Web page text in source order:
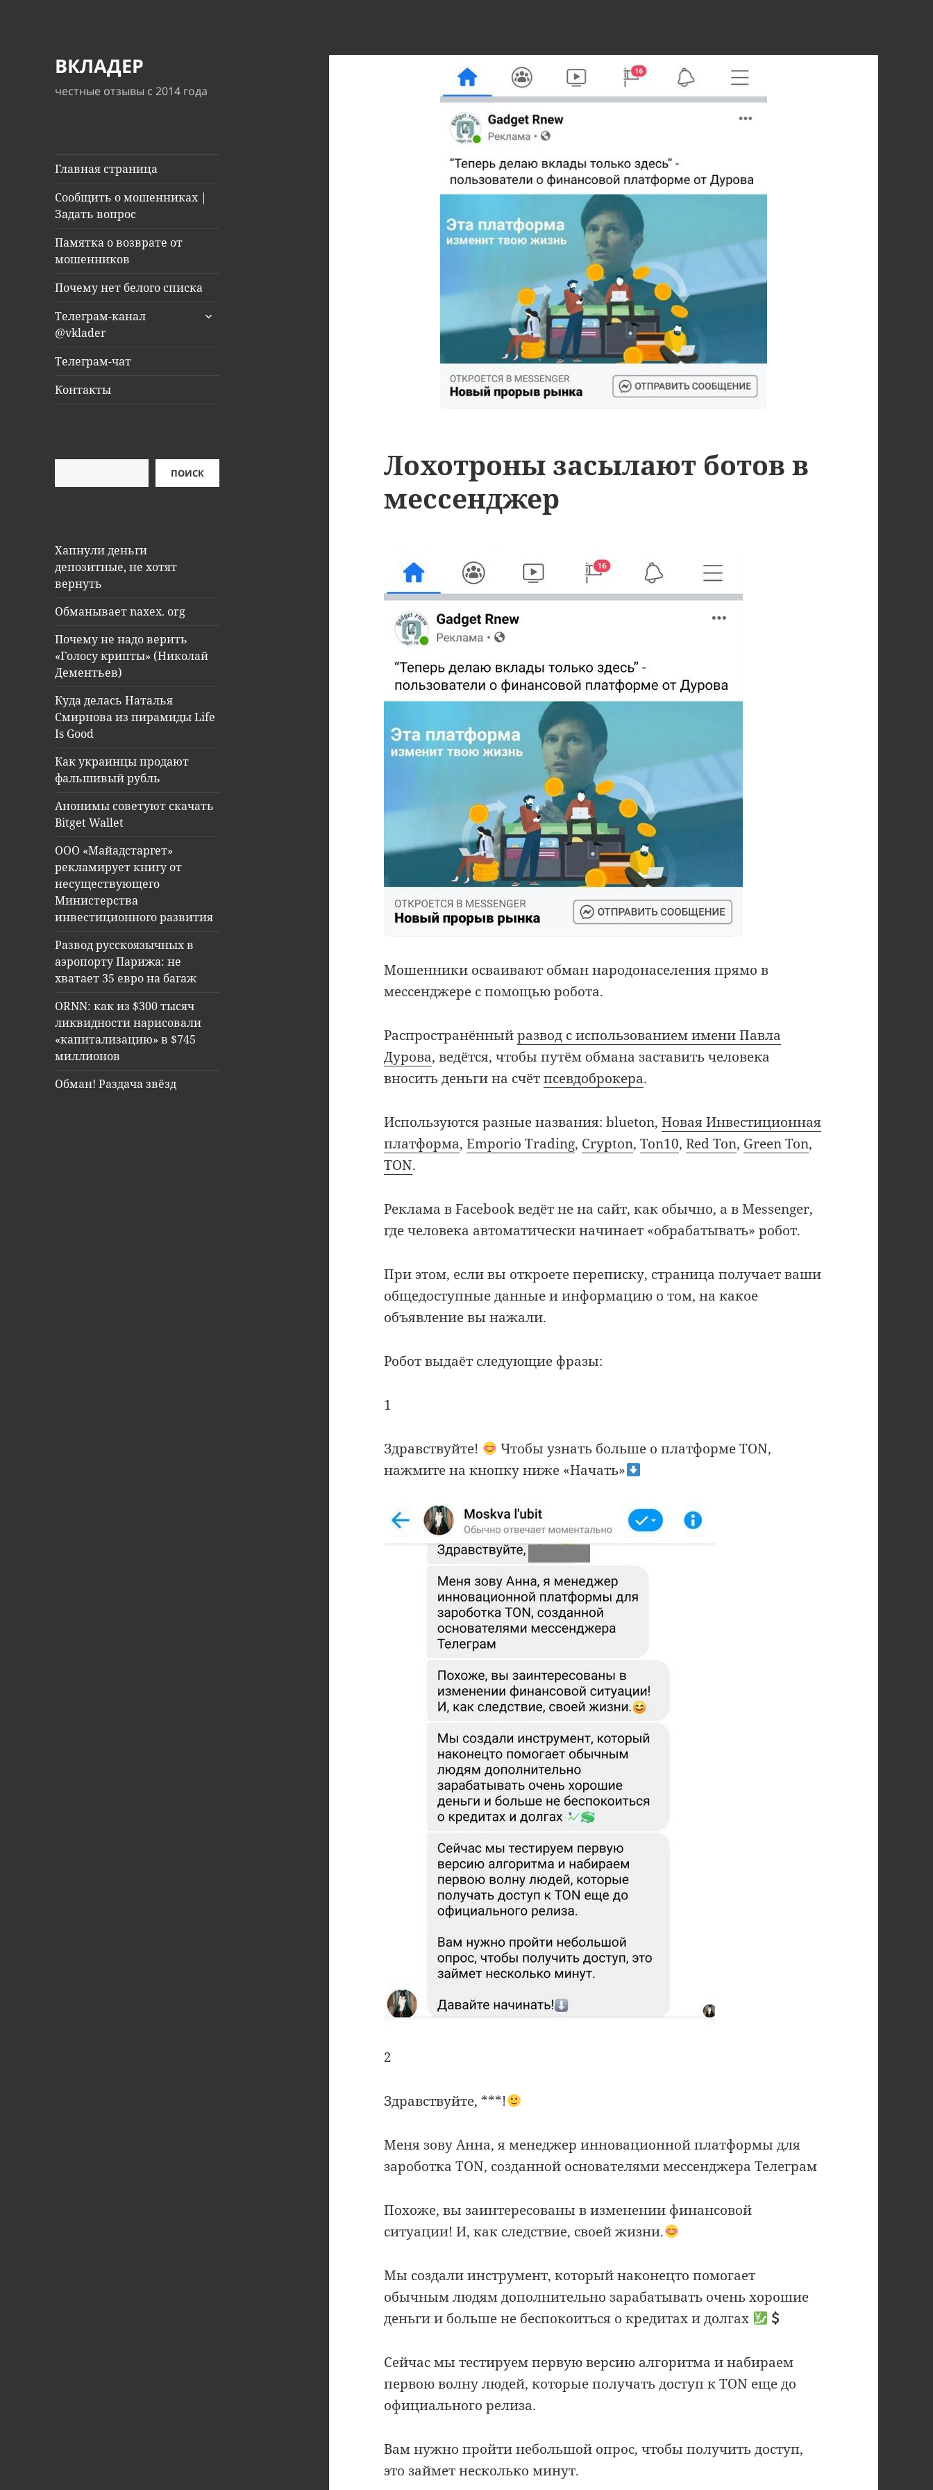
ВКЛАДЕР
честные отзывы с 2014 года
Главная страница
Сообщить о мошенниках |
Задать вопрос
Памятка о возврате от
мошенников
Почему нет белого списка
Телеграм-канал
@vklader
раскрыть
Телеграм-чат
Контакты
ПОИСК
Хапнули деньги
депозитные, не хотят
вернуть
Обманывает naxex. org
Почему не надо верить
«Голосу крипты» (Николай
Дементьев)
Куда делась Наталья
Смирнова из пирамиды Life
Is Good
Как украинцы продают
фальшивый рубль
Анонимы советуют скачать
Bitget Wallet
ООО «Майадстаргет»
рекламирует книгу от
несуществующего
Министерства
инвестиционного развития
Развод русскоязычных в
аэропорту Парижа: не
хватает 35 евро на багаж
ORNN: как из $300 тысяч
ликвидности нарисовали
«капитализацию» в $745
миллионов
Обман! Раздача звёзд
Лохотроны засылают ботов в
мессенджер
Мошенники осваивают обман народонаселения прямо в
мессенджере с помощью робота.
Распространённыйразвод с использованием имени Павла
Дурова, ведётся, чтобы путём обмана заставить человека
вносить деньги на счётпсевдоброкера.
Используются разные названия: blueton,Новая Инвестиционная
платформа,Emporio Trading, Crypton,Ton10,Red Ton, Green Ton,
TON.
Реклама в Facebook ведёт не на сайт, как обычно, а в Messenger,
где человека автоматически начинает «обрабатывать» робот.
При этом, если вы откроете переписку, страница получает ваши
общедоступные данные и информацию о том, на какое
объявление вы нажали.
Робот выдаёт следующие фразы:
1
Здравствуйте!
Чтобы узнать больше о платформе TON,
нажмите на кнопку ниже «Начать»
2
Здравствуйте, ***!
Меня зову Анна, я менеджер инновационной платформы для
зароботка TON, созданной основателями мессенджера Телеграм
Похоже, вы заинтересованы в изменении финансовой
ситуации! И, как следствие, своей жизни.
Мы создали инструмент, который наконецто помогает
обычным людям дополнительно зарабатывать очень хорошие
деньги и больше не беспокоиться о кредитах и долгах
Сейчас мы тестируем первую версию алгоритма и набираем
первою волну людей, которые получать доступ к TON еще до
официального релиза.
Вам нужно пройти небольшой опрос, чтобы получить доступ,
это займет несколько минут.